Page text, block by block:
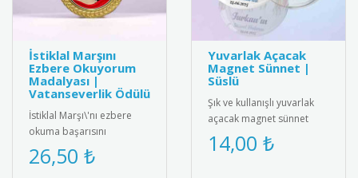
İstiklal Marşını
Ezbere Okuyorum
Madalyası |
Vatanseverlik Ödülü
İstiklal Marşı\'nı ezbere
okuma başarısını
ödüllendiren özel tasarım
madalya. Milli
26,50 ₺
Yuvarlak Açacak
Magnet Sünnet |
Süslü
Şık ve kullanışlı yuvarlak
açacak magnet sünnet
hediyesi. Yüksek kaliteli
mıknatıs ve paslanmaz
14,00 ₺